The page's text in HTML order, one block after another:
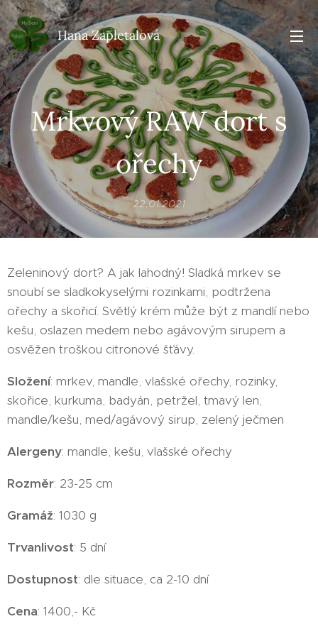
Hana Zapletalová
Mrkvový RAW dort s
ořechy
22.01.2021
Zeleninový dort? A jak lahodný! Sladká mrkev se
snoubí se sladkokyselými rozinkami, podtržena
ořechy a skořicí. Světlý krém může být z mandlí nebo
kešu, oslazen medem nebo agávovým sirupem a
osvěžen troškou citronové šťávy.
Složení: mrkev, mandle, vlašské ořechy, rozinky,
skořice, kurkuma, badyán, petržel, tmavý len,
mandle/kešu, med/agávový sirup, zelený ječmen
Alergeny: mandle, kešu, vlašské ořechy
Rozměr: 23-25 cm
Gramáž: 1030 g
Trvanlivost: 5 dní
Dostupnost: dle situace, ca 2-10 dní
Cena: 1400,- Kč